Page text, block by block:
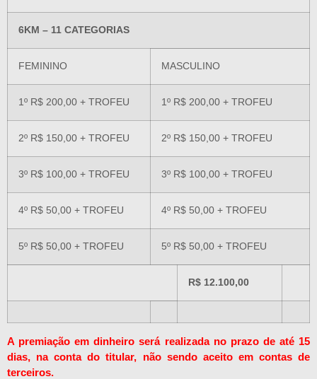
6KM – 11 CATEGORIAS
FEMININO MASCULINO
1º R$ 200,00 + TROFEU 1º R$ 200,00 + TROFEU
2º R$ 150,00 + TROFEU 2º R$ 150,00 + TROFEU
3º R$ 100,00 + TROFEU 3º R$ 100,00 + TROFEU
4º R$ 50,00 + TROFEU 4º R$ 50,00 + TROFEU
5º R$ 50,00 + TROFEU 5º R$ 50,00 + TROFEU
R$ 12.100,00
A premiação em dinheiro será realizada no prazo de até 15
dias, na conta do titular, não sendo aceito em contas de
terceiros.